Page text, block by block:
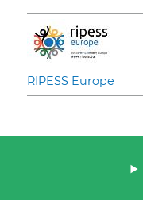
RIPESS Europe